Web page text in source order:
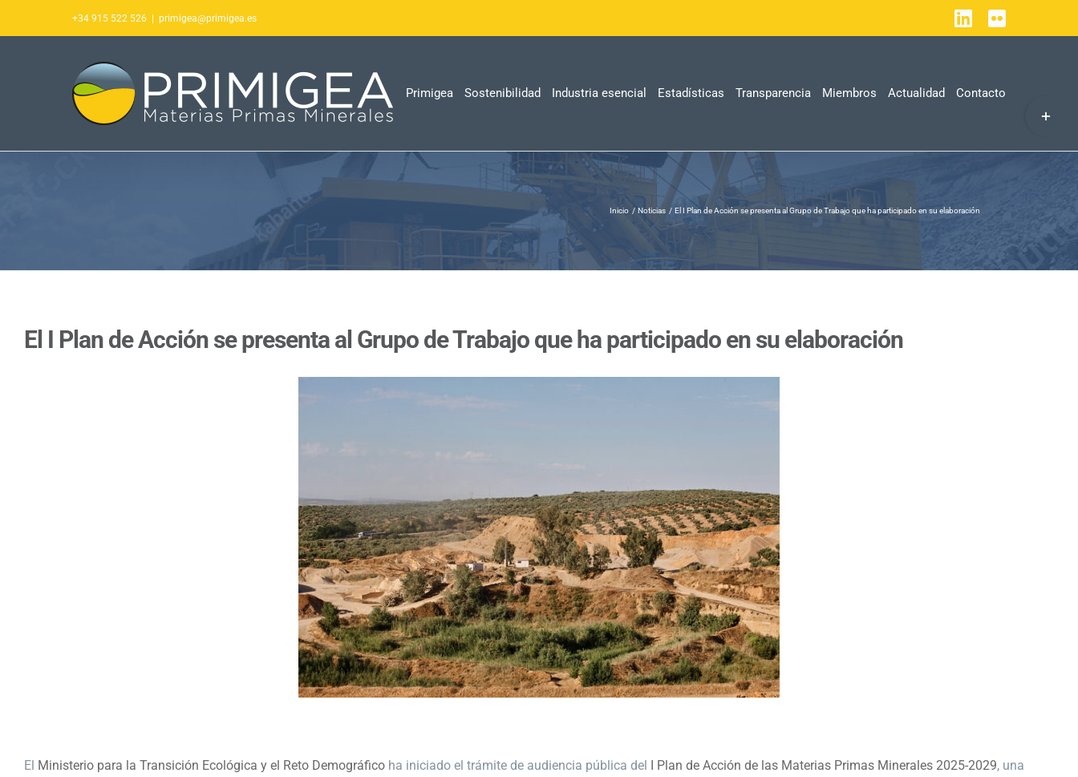
al
+34 915 522 526 | primigea@primigea.es LinkedIn
Flickr
Primigea Sostenibilidad Industria esencial Estadísticas Transparencia Miembros Actualidad Contacto
Inicio Noticias El I Plan de Acción se presenta al Grupo de Trabajo que ha participado en su elaboración
El I Plan de Acción se presenta al Grupo de Trabajo que ha participado en su elaboración
El Ministerio para la Transición Ecológica y el Reto Demográfico ha iniciado el trámite de audiencia pública del I Plan de Acción de las Materias Primas Minerales 2025-2029, una
Bar